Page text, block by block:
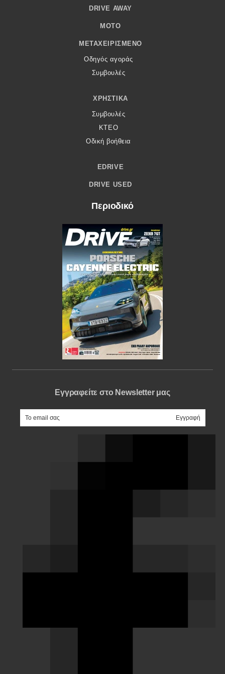
DRIVE AWAY
MOTO
ΜΕΤΑΧΕΙΡΙΣΜΈΝΟ
Οδηγός αγοράς
Συμβουλές
ΧΡΗΣΤΙΚΆ
Συμβουλές
ΚΤΕΟ
Οδική βοήθεια
EDRIVE
DRIVE USED
Περιοδικό
Εγγραφείτε στο Newsletter μας
e-mail